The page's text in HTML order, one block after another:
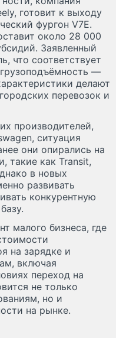
готовит к выходу
фургон V7E.
около 28 000
Заявленный
что соответствует
—
делают
перевозок и
производителей,
ситуация
они опирались на
такие как Transit,
в новых
развивать
конкурентную
малого бизнеса, где
на зарядке и
включая
переход на
не только
но и
на рынке.